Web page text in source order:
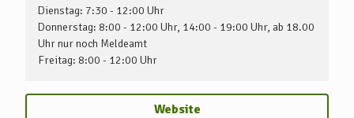
Dienstag: 7:30 - 12:00 Uhr
Donnerstag: 8:00 - 12:00 Uhr, 14:00 - 19:00 Uhr, ab 18.00
Uhr nur noch Meldeamt
Freitag: 8:00 - 12:00 Uhr
Website